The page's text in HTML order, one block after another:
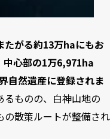
たがる約13万haにもお
中心部の1万6,971ha
自然遺産に登録されま
るものの、白神山地の
散策ルートが整備され